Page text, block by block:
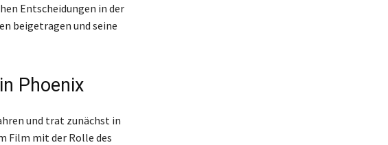
Entscheidungen in der
beigetragen und seine
Phoenix
und trat zunächst in
Film mit der Rolle des